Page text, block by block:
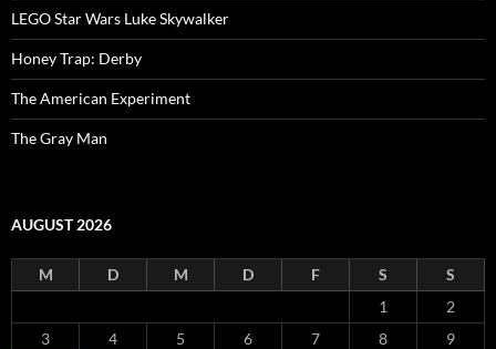
LEGO Star Wars Luke Skywalker
Honey Trap: Derby
The American Experiment
The Gray Man
AUGUST 2026
M D M D F S
S
1
2
3
4 5 6 7 8
9